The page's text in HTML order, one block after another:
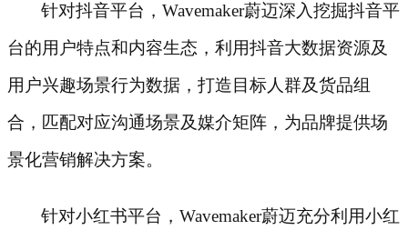
针对抖音平台，Wavemaker蔚迈深入挖掘抖音平
台的用户特点和内容生态，利用抖音大数据资源及
用户兴趣场景行为数据，打造目标人群及货品组
合，匹配对应沟通场景及媒介矩阵，为品牌提供场
景化营销解决方案。
针对小红书平台，Wavemaker蔚迈充分利用小红